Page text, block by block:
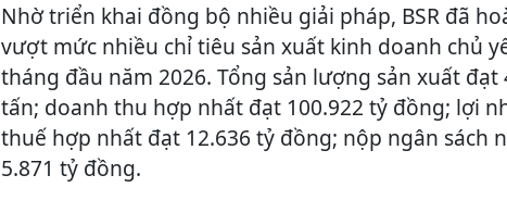
Nhờ triển khai đồng bộ nhiều giải pháp, BSR đã
vượt mức nhiều chỉ tiêu sản xuất kinh doanh chủ
tháng đầu năm 2026. Tổng sản lượng sản xuất đạt
tấn; doanh thu hợp nhất đạt 100.922 tỷ đồng; lợi
thuế hợp nhất đạt 12.636 tỷ đồng; nộp ngân sách
5.871 tỷ đồng.